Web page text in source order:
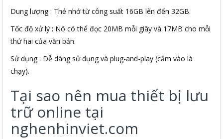
Dung lượng : Thẻ nhớ từ công suất 16GB lên đến 32GB.
Tốc độ xử lý : Nó có thể đọc 20MB mỗi giây và 17MB cho mỗi
thứ hai của văn bản.
Sử dụng : Dễ dàng sử dụng và plug-and-play (cắm vào là
chạy).
Tại sao nên mua thiết bị lưu
trữ online tại
nghenhinviet.com